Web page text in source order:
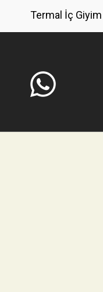
Termal İç Giyim